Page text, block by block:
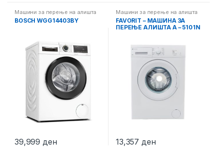
Машини за перење на алишта
BOSCH WGG14403BY
39,999 ден
Машини за перење на алишта
FAVORIT – МАШИНА ЗА
ПЕРЕЊЕ АЛИШТА A – 5101N
13,357 ден